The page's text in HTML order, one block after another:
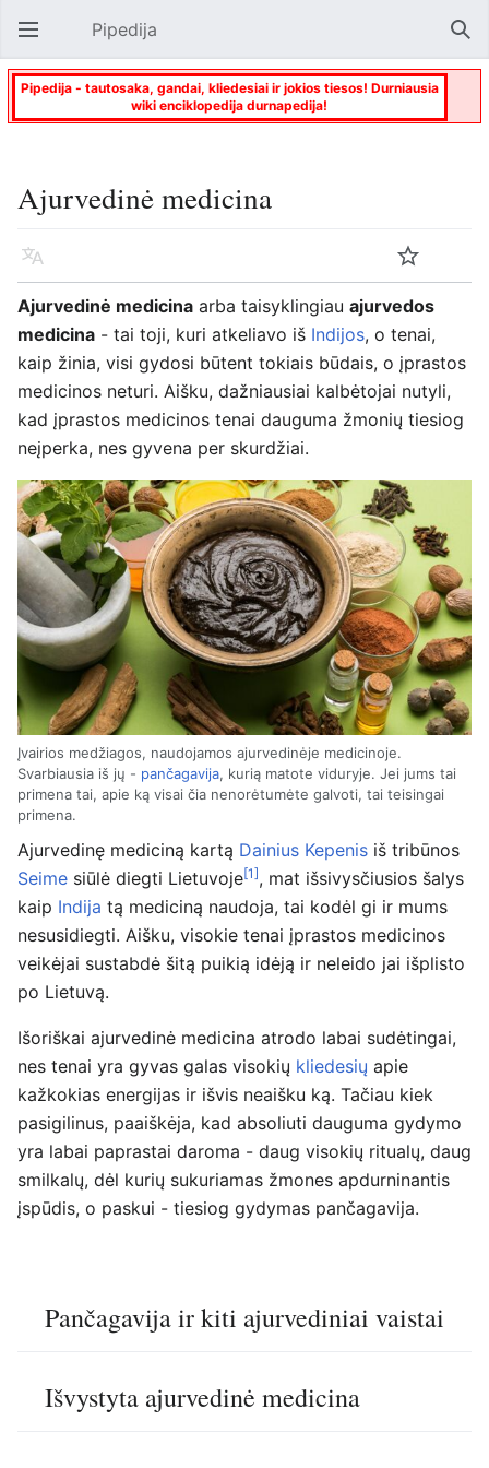
Atverti pagrindinį meniu Pipedija
Pipedija - tautosaka, gandai, kliedesiai ir jokios tiesos! Durniausia
wiki enciklopedija durnapedija!
Ajurvedinė medicina
Kalba Stebėti
Ajurvedinė medicina arba taisyklingiau ajurvedos
medicina - tai toji, kuri atkeliavo iš Indijos, o tenai,
kaip žinia, visi gydosi būtent tokiais būdais, o įprastos
medicinos neturi. Aišku, dažniausiai kalbėtojai nutyli,
kad įprastos medicinos tenai dauguma žmonių tiesiog
neįperka, nes gyvena per skurdžiai.
Įvairios medžiagos, naudojamos ajurvedinėje medicinoje.
Svarbiausia iš jų - pančagavija, kurią matote viduryje. Jei jums tai
primena tai, apie ką visai čia nenorėtumėte galvoti, tai teisingai
primena.
Ajurvedinę mediciną kartą Dainius Kepenis iš tribūnos
Seime siūlė diegti Lietuvoje[1], mat išsivysčiusios šalys
kaip Indija tą mediciną naudoja, tai kodėl gi ir mums
nesusidiegti. Aišku, visokie tenai įprastos medicinos
veikėjai sustabdė šitą puikią idėją ir neleido jai išplisto
po Lietuvą.
Išoriškai ajurvedinė medicina atrodo labai sudėtingai,
nes tenai yra gyvas galas visokių kliedesių apie
kažkokias energijas ir išvis neaišku ką. Tačiau kiek
pasigilinus, paaiškėja, kad absoliuti dauguma gydymo
yra labai paprastai daroma - daug visokių ritualų, daug
smilkalų, dėl kurių sukuriamas žmones apdurninantis
įspūdis, o paskui - tiesiog gydymas pančagavija.
Pančagavija ir kiti ajurvediniai vaistai
Išvystyta ajurvedinė medicina